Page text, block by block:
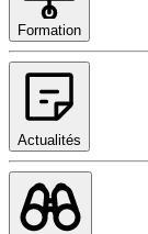
Formation
Actualités